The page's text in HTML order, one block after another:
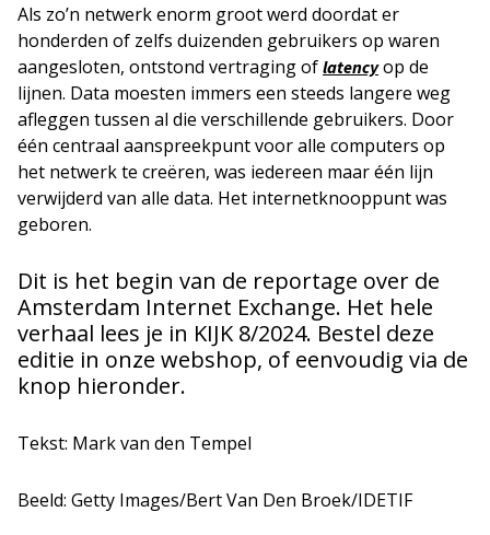
Als zo’n netwerk enorm groot werd doordat er
honderden of zelfs duizenden gebruikers op waren
aangesloten, ontstond vertraging of latencyop de
lijnen. Data moesten immers een steeds langere weg
afleggen tussen al die verschillende gebruikers. Door
één centraal aanspreekpunt voor alle computers op
het netwerk te creëren, was iedereen maar één lijn
verwijderd van alle data. Het internetknooppunt was
geboren.
Dit is het begin van de reportage over de
Amsterdam Internet Exchange. Het hele
verhaal lees je in KIJK 8/2024. Bestel deze
editie in onze webshop, of eenvoudig via de
knop hieronder.
Tekst: Mark van den Tempel
Beeld: Getty Images/Bert Van Den Broek/IDETIF